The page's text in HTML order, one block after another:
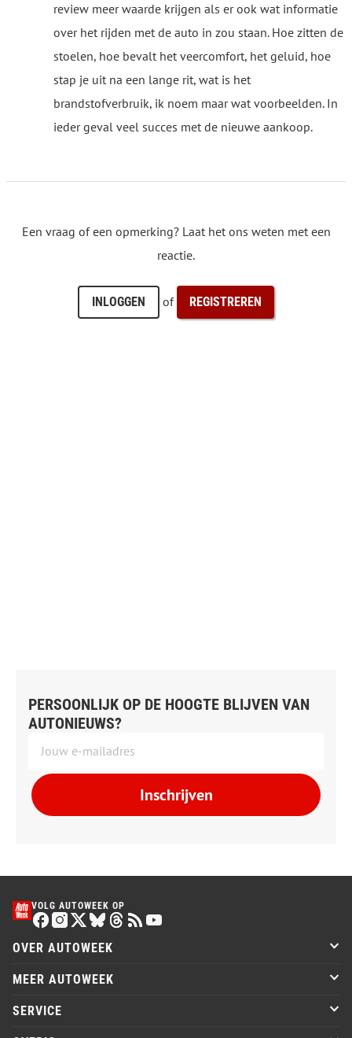
review meer waarde krijgen als er ook wat informatie
over het rijden met de auto in zou staan. Hoe zitten de
stoelen, hoe bevalt het veercomfort, het geluid, hoe
stap je uit na een lange rit, wat is het
brandstofverbruik, ik noem maar wat voorbeelden. In
ieder geval veel succes met de nieuwe aankoop.
Een vraag of een opmerking? Laat het ons weten met een
reactie.
INLOGGEN of REGISTREREN
PERSOONLIJK OP DE HOOGTE BLIJVEN VAN
AUTONIEUWS?
Inschrijven
VOLG AUTOWEEK OP
OVER AUTOWEEK
MEER AUTOWEEK
SERVICE